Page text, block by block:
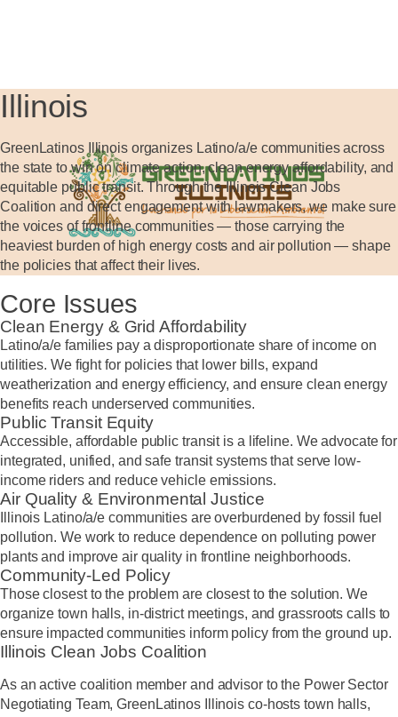
Illinois
GreenLatinos Illinois organizes Latino/a/e communities across
the state to win on climate action, clean energy affordability, and
equitable public transit. Through the Illinois Clean Jobs
Coalition and direct engagement with lawmakers, we make sure
the voices of frontline communities — those carrying the
heaviest burden of high energy costs and air pollution — shape
the policies that affect their lives.
Core Issues
Clean Energy & Grid Affordability
Latino/a/e families pay a disproportionate share of income on
utilities. We fight for policies that lower bills, expand
weatherization and energy efficiency, and ensure clean energy
benefits reach underserved communities.
Public Transit Equity
Accessible, affordable public transit is a lifeline. We advocate for
integrated, unified, and safe transit systems that serve low-
income riders and reduce vehicle emissions.
Air Quality & Environmental Justice
Illinois Latino/a/e communities are overburdened by fossil fuel
pollution. We work to reduce dependence on polluting power
plants and improve air quality in frontline neighborhoods.
Community-Led Policy
Those closest to the problem are closest to the solution. We
organize town halls, in-district meetings, and grassroots calls to
ensure impacted communities inform policy from the ground up.
Illinois Clean Jobs Coalition
As an active coalition member and advisor to the Power Sector
Negotiating Team, GreenLatinos Illinois co-hosts town halls,